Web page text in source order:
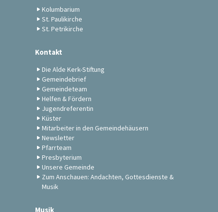
Kolumbarium
St. Paulikirche
St. Petrikirche
Kontakt
Die Alde Kerk-Stiftung
Gemeindebrief
Gemeindeteam
Helfen & Fördern
Jugendreferentin
Küster
Mitarbeiter in den Gemeindehäusern
Newsletter
Pfarrteam
Presbyterium
Unsere Gemeinde
Zum Anschauen: Andachten, Gottesdienste &
Musik
Musik